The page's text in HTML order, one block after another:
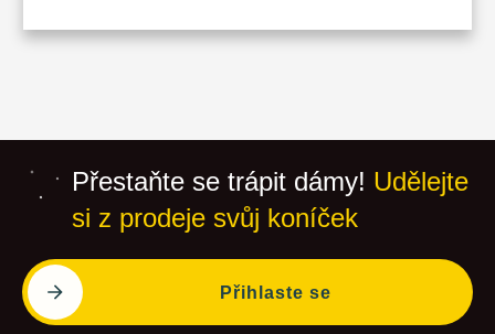
Přestaňte se trápit dámy! Udělejte
si z prodeje svůj koníček
Přihlaste se